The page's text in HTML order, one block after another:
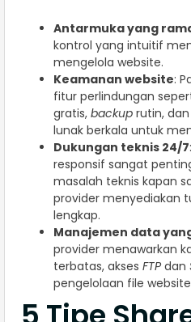
Antarmuka yang
kontrol yang intuitif
mengelola website.
Keamanan website:
fitur perlindungan
gratis, backup rutin,
lunak berkala untuk
Dukungan teknis 24/7
responsif sangat
masalah teknis kapan
provider menyediakan
lengkap.
Manajemen data
provider menawarkan
terbatas, akses FTPdan
pengelolaan file